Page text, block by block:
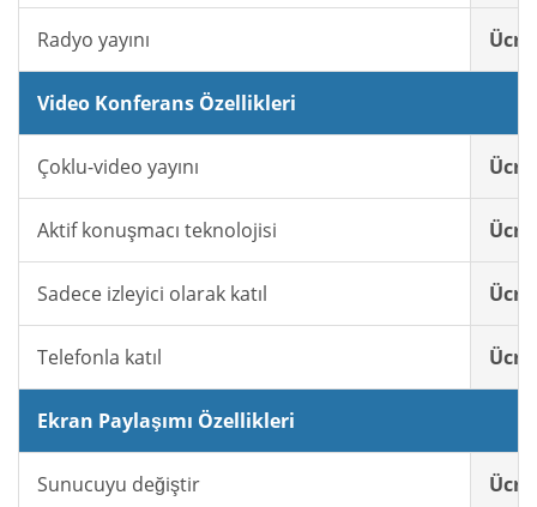
Radyo yayını
Video Konferans Özellikleri
Çoklu-video yayını
Aktif konuşmacı teknolojisi
Sadece izleyici olarak katıl
Telefonla katıl
Ekran Paylaşımı Özellikleri
Sunucuyu değiştir